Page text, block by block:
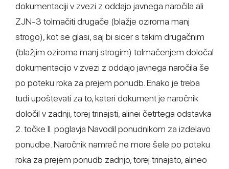
dokumentaciji v zvezi z oddajo javnega naročila ali
ZJN-3 tolmačiti drugače (blažje oziroma manj
strogo), kot se glasi, saj bi sicer s takim drugačnim
(blažjim oziroma manj strogim) tolmačenjem določal
dokumentacijo v zvezi z oddajo javnega naročila še
po poteku roka za prejem ponudb. Enako je treba
tudi upoštevati za to, kateri dokument je naročnik
določil v zadnji, torej trinajsti, alinei četrtega odstavka
2. točke II. poglavja Navodil ponudnikom za izdelavo
ponudbe. Naročnik namreč ne more šele po poteku
roka za prejem ponudb zadnjo, torej trinajsto, alineo